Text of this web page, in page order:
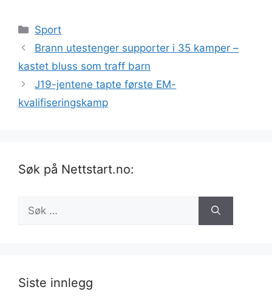
Kategorier
Sport
Brann utestenger supporter i 35 kamper –
kastet bluss som traff barn
J19-jentene tapte første EM-
kvalifiseringskamp
Søk på Nettstart.no:
etter:
Siste innlegg